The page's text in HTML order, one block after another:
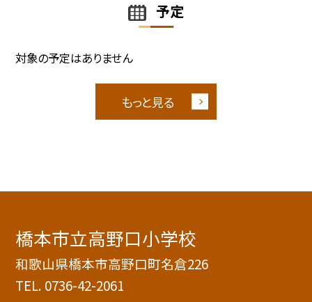
予定
対象の予定はありません
もっと見る
橋本市立高野口小学校
和歌山県橋本市高野口町名倉226
TEL. 0736-42-2061